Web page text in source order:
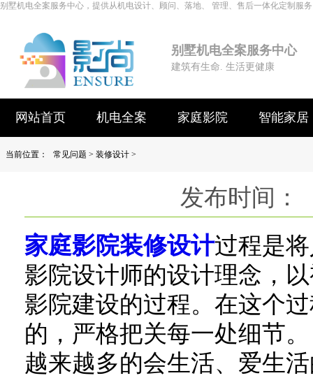
别墅机电全案服务中心，提供从机电设计、顾问、落地、 管理、售后一体化定制服务
别墅机电全案服务中心
建筑有生命. 生活更健康
网站首页 机电全案 家庭影院 智能家居
当前位置： 常见问题 > 装修设计 >
发布时间：
家庭影院装修设计过程是
影院设计师的设计理念，
影院建设的过程。在这个
的，严格把关每一处细节。
越来越多的会生活、爱生